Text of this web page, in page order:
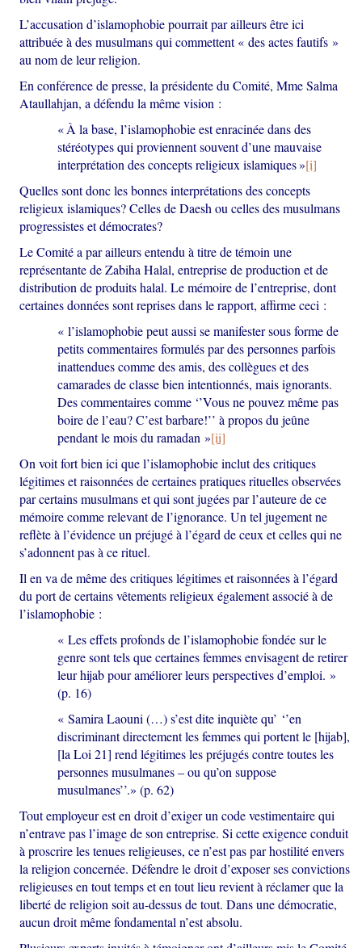
L’accusation d’islamophobie pourrait par ailleurs être ici
attribuée à des musulmans qui commettent « des actes fautifs »
au nom de leur religion.
En conférence de presse, la présidente du Comité, Mme Salma
Ataullahjan, a défendu la même vision :
« À la base, l’islamophobie est enracinée dans des
stéréotypes qui proviennent souvent d’une mauvaise
interprétation des concepts religieux islamiques »[i]
Quelles sont donc les bonnes interprétations des concepts
religieux islamiques? Celles de Daesh ou celles des musulmans
progressistes et démocrates?
Le Comité a par ailleurs entendu à titre de témoin une
représentante de Zabiha Halal, entreprise de production et de
distribution de produits halal. Le mémoire de l’entreprise, dont
certaines données sont reprises dans le rapport, affirme ceci :
« l’islamophobie peut aussi se manifester sous forme de
petits commentaires formulés par des personnes parfois
inattendues comme des amis, des collègues et des
camarades de classe bien intentionnés, mais ignorants.
Des commentaires comme ‘’Vous ne pouvez même pas
boire de l’eau? C’est barbare!’’ à propos du jeûne
pendant le mois du ramadan »[ii]
On voit fort bien ici que l’islamophobie inclut des critiques
légitimes et raisonnées de certaines pratiques rituelles observées
par certains musulmans et qui sont jugées par l’auteure de ce
mémoire comme relevant de l’ignorance. Un tel jugement ne
reflète à l’évidence un préjugé à l’égard de ceux et celles qui ne
s’adonnent pas à ce rituel.
Il en va de même des critiques légitimes et raisonnées à l’égard
du port de certains vêtements religieux également associé à de
l’islamophobie :
« Les effets profonds de l’islamophobie fondée sur le
genre sont tels que certaines femmes envisagent de retirer
leur hijab pour améliorer leurs perspectives d’emploi. »
(p. 16)
« Samira Laouni (…) s’est dite inquiète qu’ ‘’en
discriminant directement les femmes qui portent le [hijab],
[la Loi 21] rend légitimes les préjugés contre toutes les
personnes musulmanes – ou qu’on suppose
musulmanes’’.» (p. 62)
Tout employeur est en droit d’exiger un code vestimentaire qui
n’entrave pas l’image de son entreprise. Si cette exigence conduit
à proscrire les tenues religieuses, ce n’est pas par hostilité envers
la religion concernée. Défendre le droit d’exposer ses convictions
religieuses en tout temps et en tout lieu revient à réclamer que la
liberté de religion soit au-dessus de tout. Dans une démocratie,
aucun droit même fondamental n’est absolu.